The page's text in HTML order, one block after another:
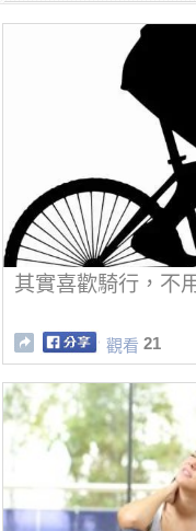
其實喜歡騎行，不
觀看 21